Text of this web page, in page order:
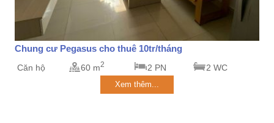
Chung cư Pegasus cho thuê 10tr/tháng
Căn hộ 60 m2 2 PN 2 WC
Xem thêm...